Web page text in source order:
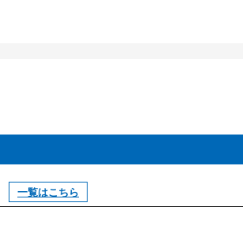
一覧はこちら